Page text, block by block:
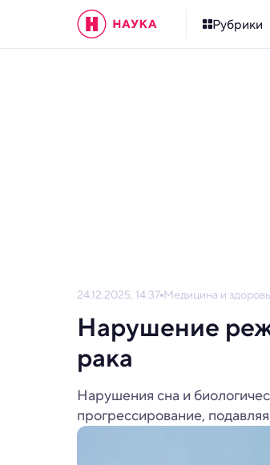
Рубрики
24.12.2025, 14:37 Медицина и
Нарушение
рака
Нарушения сна и
прогрессирование,